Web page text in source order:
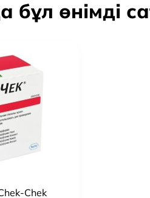
бұл өнімді
Chek